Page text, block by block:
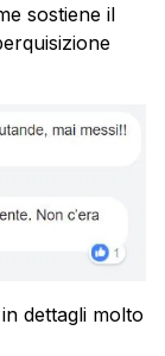
sostiene il
dettagli molto